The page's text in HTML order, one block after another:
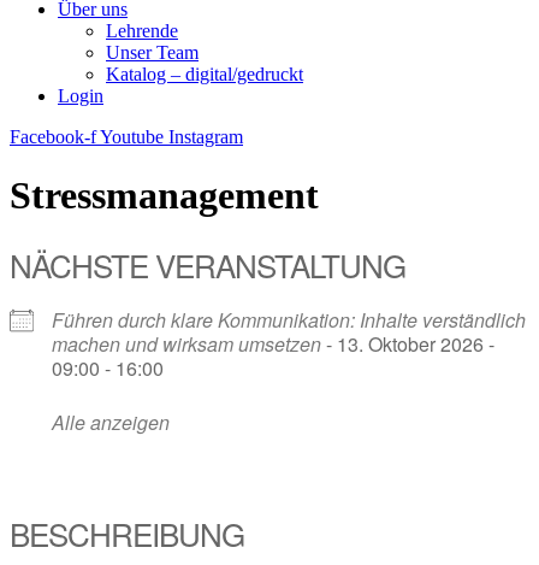
Über uns
Lehrende
Unser Team
Katalog – digital/gedruckt
Login
Facebook-fYoutube Instagram
Stressmanagement
NÄCHSTE VERANSTALTUNG
Führen durch klare Kommunikation: Inhalte verständlich
machen und wirksam umsetzen- 13. Oktober 2026 -
09:00 - 16:00
Alle anzeigen
BESCHREIBUNG